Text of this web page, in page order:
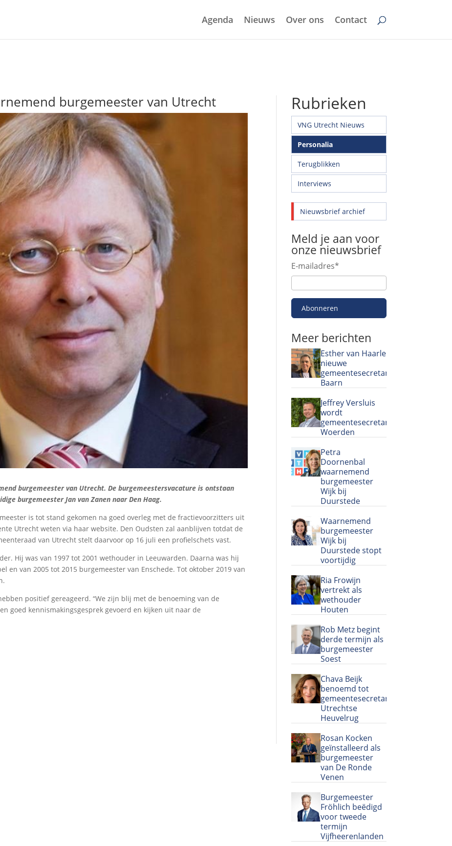
Agenda Nieuws Over ons Contact
burgemeester van Utrecht
burgemeester van Utrecht. De burgemeestersvacature is ontstaan
burgemeester Jan van Zanen naar Den Haag.
is tot stand gekomen na goed overleg met de fractievoorzitters uit
Utrecht weten via haar website. Den Oudsten zal aanblijven totdat de
van Utrecht stelt daarvoor op 16 juli een profielschets vast.
Hij was van 1997 tot 2001 wethouder in Leeuwarden. Daarna was hij
en van 2005 tot 2015 burgemeester van Enschede. Tot oktober 2019 van
positief gereageerd. “We zijn blij met de benoeming van de
goed kennismakingsgesprek gevoerd en kijken uit naar de
Rubrieken
VNG Utrecht Nieuws
Personalia
Terugblikken
Interviews
Nieuwsbrief archief
Meld je aan voor
onze nieuwsbrief
E-mailadres*
Abonneren
Meer berichten
Esther van Haarlem
nieuwe
gemeentesecretaris
Baarn
Jeffrey Versluis
wordt
gemeentesecretaris
Woerden
Petra
Doornenbal
waarnemend
burgemeester
Wijk bij
Duurstede
Waarnemend
burgemeester
Wijk bij
Duurstede stopt
voortijdig
Ria Frowijn
vertrekt als
wethouder
Houten
Rob Metz begint
derde termijn als
burgemeester
Soest
Chava Beijk
benoemd tot
gemeentesecretaris
Utrechtse
Heuvelrug
Rosan Kocken
geïnstalleerd als
burgemeester
van De Ronde
Venen
Burgemeester
Fröhlich beëdigd
voor tweede
termijn
Vijfheerenlanden